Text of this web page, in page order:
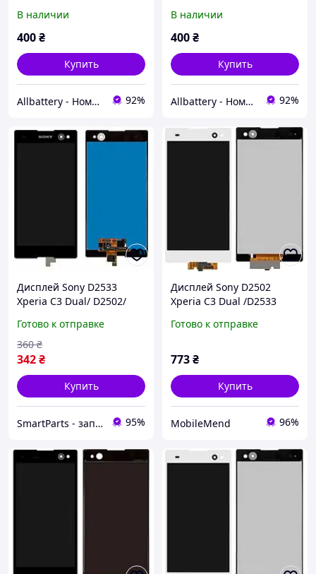
В наличии
400₴
Купить
Allbattery - Номер Один в Украине в Области Аккумуляторов для Ноутбуков. 92%
В наличии
400₴
Купить
Allbattery - Номер Один в Украине в Области Аккумуляторов для Ноутбуков. 92%
Дисплей Sony D2533
Xperia C3 Dual/ D2502/
black
Готово к отправке
342₴
360 ₴
Купить
SmartParts - запчасти для мобильных телефонов и планшетов 95%
Дисплей Sony D2502
Xperia C3 Dual /D2533
Готово к отправке
773₴
Купить
MobileMend 96%